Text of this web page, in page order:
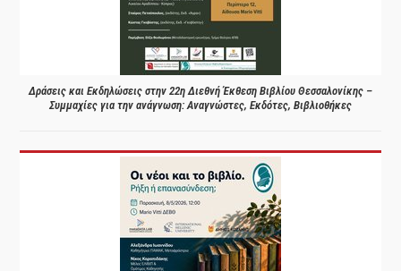
Δράσεις και Εκδηλώσεις στην 22η Διεθνή Έκθεση Βιβλίου Θεσσαλονίκης –
Συμμαχίες για την ανάγνωση: Αναγνώστες, Εκδότες, Βιβλιοθήκες